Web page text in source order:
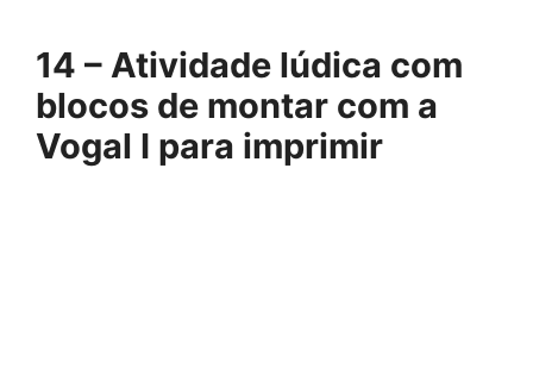
14 – Atividade lúdica com
blocos de montar com a
Vogal I para imprimir